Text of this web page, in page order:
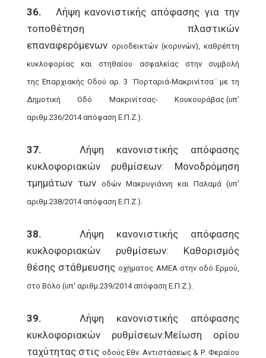
36. Λήψη κανονιστικής απόφασης για την
τοποθέτηση πλαστικών
επαναφερόμενων οριοδεικτών (κορυνών), καθρέπτη
κυκλοφορίας και στηθαίου ασφαλείας στην συμβολή
της Επαρχιακής Οδού αρ. 3 ¨Πορταριά-Μακρινίτσα¨ με τη
Δημοτική Οδό Μακρινίτσας- Κουκουράβας.(υπ'
αριθμ.236/2014 απόφαση Ε.Π.Ζ.).
37. Λήψη κανονιστικής απόφασης
κυκλοφοριακών ρυθμίσεων: Μονοδρόμηση
τμημάτων των οδών Μακρυγιάννη και Παλαμά (υπ'
αριθμ.238/2014 απόφαση Ε.Π.Ζ.).
38. Λήψη κανονιστικής απόφασης
κυκλοφοριακών ρυθμίσεων: Καθορισμός
θέσης στάθμευσηςοχήματος AMEA στην οδό Ερμού,
στο Βόλο (υπ' αριθμ.239/2014 απόφαση Ε.Π.Ζ.).
39. Λήψη κανονιστικής απόφασης
κυκλοφοριακών ρυθμίσεων:Μείωση ορίου
ταχύτητας στις οδούς Εθν. Αντιστάσεως & Ρ. Φεραίου